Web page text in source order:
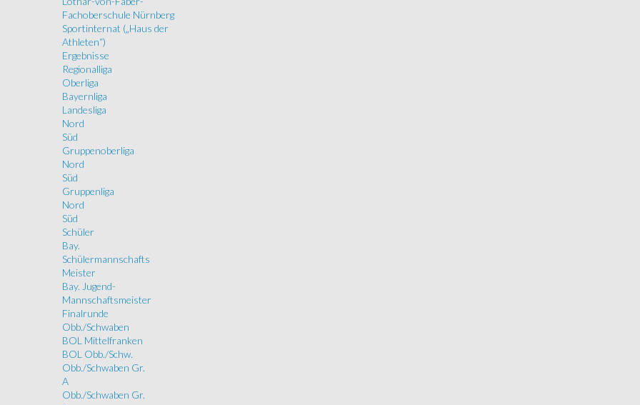
Fachoberschule Nürnberg
Sportinternat („Haus der
Athleten“)
Ergebnisse
Regionalliga
Oberliga
Bayernliga
Landesliga
Nord
Süd
Gruppenoberliga
Nord
Süd
Gruppenliga
Nord
Süd
Schüler
Bay.
Schülermannschafts
Meister
Bay. Jugend-
Mannschaftsmeister
Finalrunde
Obb./Schwaben
BOL Mittelfranken
BOL Obb./Schw.
Obb./Schwaben Gr.
A
Obb./Schwaben Gr.